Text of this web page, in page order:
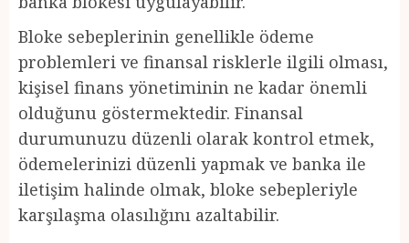
Bloke sebeplerinin genellikle ödeme
problemleri ve finansal risklerle ilgili olması,
kişisel finans yönetiminin ne kadar önemli
olduğunu göstermektedir. Finansal
durumunuzu düzenli olarak kontrol etmek,
ödemelerinizi düzenli yapmak ve banka ile
iletişim halinde olmak, bloke sebepleriyle
karşılaşma olasılığını azaltabilir.